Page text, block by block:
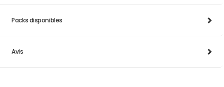
Packs disponibles
Avis